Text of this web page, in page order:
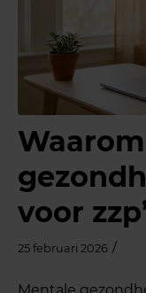
voor
25 februari 2026 /